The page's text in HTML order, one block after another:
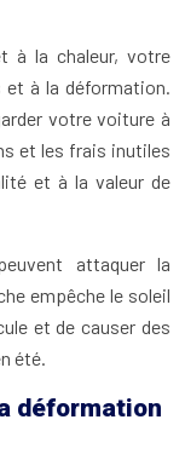
à la chaleur, votre
et à la déformation.
votre voiture à
et les frais inutiles
et à la valeur de
attaquer la
empêche le soleil
et de causer des
été.
déformation